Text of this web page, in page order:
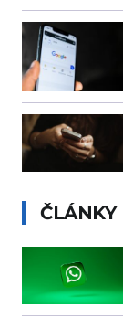
ČLÁNKY